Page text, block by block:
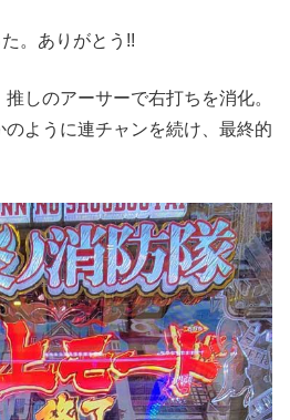
。ありがとう!!
しのアーサーで右打ちを消化。
ように連チャンを続け、最終的